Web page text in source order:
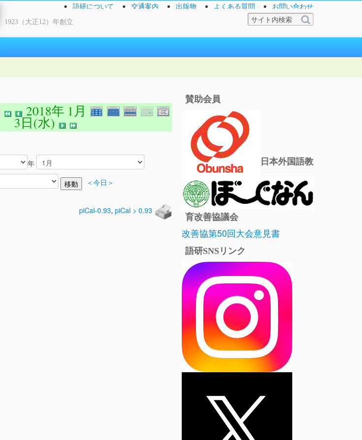
1923（大正12）年創立
語研について 交通案内 出版物 よくある質問 お問い合わせ
2018年 1月
3日(水)
年
＜今日＞
piCal-0.93, piCal > 0.93
賛助会員
日本外国語教
育改善協議会
改善協第50回大会意見書
語研SNSリンク